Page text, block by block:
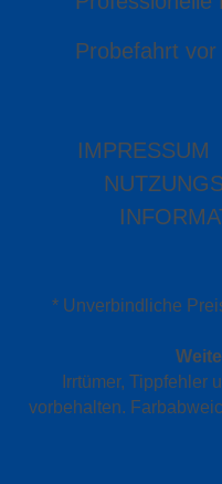
Probefahrt vor
IMPRESSUM
* Unverbindliche
Irrtümer, Tippfehler
vorbehalten.